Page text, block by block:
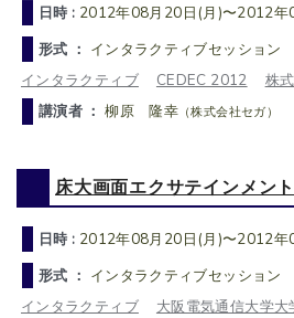
日時 : 2012年08月20日(月)〜2012年
形式 ： インタラクティブセッション
インタラクティブ
CEDEC 2012
株
講演者 ：柳原 隆幸 （株式会社セガ）
床大画面エクサテインメン
日時 : 2012年08月20日(月)〜2012年
形式 ： インタラクティブセッション
インタラクティブ
大阪電気通信大学大